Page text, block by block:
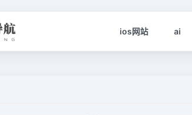
ios网站 ai